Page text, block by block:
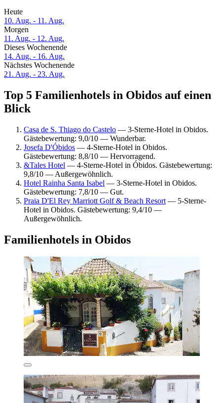
Heute
10. Aug. - 11. Aug.
Morgen
11. Aug. - 12. Aug.
Dieses Wochenende
14. Aug. - 16. Aug.
Nächstes Wochenende
21. Aug. - 23. Aug.
Top 5 Familienhotels in Obidos auf einen
Blick
Casa de S. Thiago do Castelo — 3-Sterne-Hotel in Obidos.
Gästebewertung: 9,0/10 — Wunderbar.
Josefa D'Óbidos — 4-Sterne-Hotel in Obidos.
Gästebewertung: 8,8/10 — Hervorragend.
&Tales Hotel — 4-Sterne-Hotel in Óbidos. Gästebewertung:
9,8/10 — Außergewöhnlich.
Hotel Rainha Santa Isabel — 3-Sterne-Hotel in Obidos.
Gästebewertung: 7,8/10 — Gut.
Praia D'El Rey Marriott Golf & Beach Resort — 5-Sterne-
Hotel in Obidos. Gästebewertung: 9,4/10 —
Außergewöhnlich.
Familienhotels in Obidos